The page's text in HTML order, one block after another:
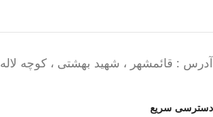
آدرس : قائمشهر ، شهید بهشتی ، کوچه لاله 10 ، پلاک 33
دسترسی سریع